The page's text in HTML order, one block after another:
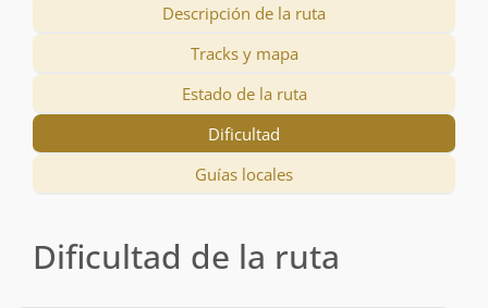
Descripción de la ruta
Tracks y mapa
Estado de la ruta
Dificultad
Guías locales
Dificultad de la ruta